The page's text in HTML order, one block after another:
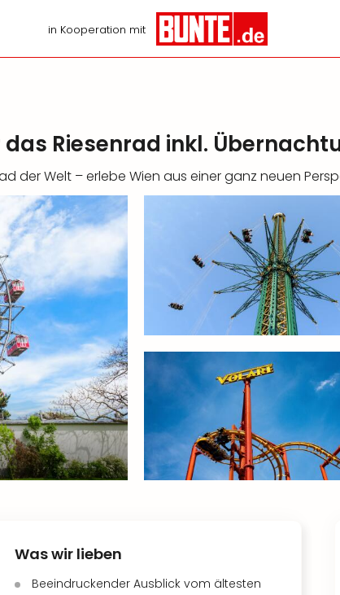
in Kooperation mit
Riesenrad inkl.
der Welt – erlebe Wien aus einer ganz neuen
Was wir lieben
Beeindruckender Ausblick vom ältesten